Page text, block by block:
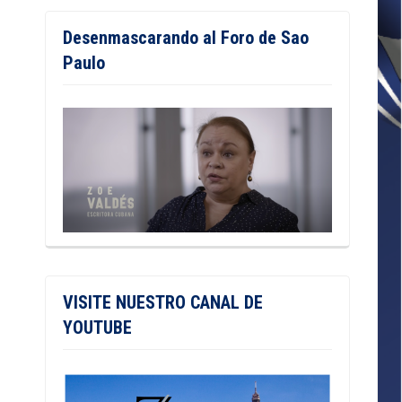
Desenmascarando al Foro de Sao
Paulo
VISITE NUESTRO CANAL DE
YOUTUBE